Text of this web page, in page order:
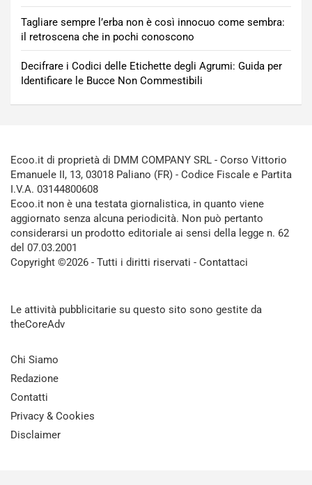
Tagliare sempre l’erba non è così innocuo come sembra:
il retroscena che in pochi conoscono
Decifrare i Codici delle Etichette degli Agrumi: Guida per
Identificare le Bucce Non Commestibili
Ecoo.it di proprietà di DMM COMPANY SRL - Corso Vittorio
Emanuele II, 13, 03018 Paliano (FR) - Codice Fiscale e Partita
I.V.A. 03144800608
Ecoo.it non è una testata giornalistica, in quanto viene
aggiornato senza alcuna periodicità. Non può pertanto
considerarsi un prodotto editoriale ai sensi della legge n. 62
del 07.03.2001
Copyright ©2026 - Tutti i diritti riservati - Contattaci
Le attività pubblicitarie su questo sito sono gestite da
theCoreAdv
Chi Siamo
Redazione
Contatti
Privacy & Cookies
Disclaimer